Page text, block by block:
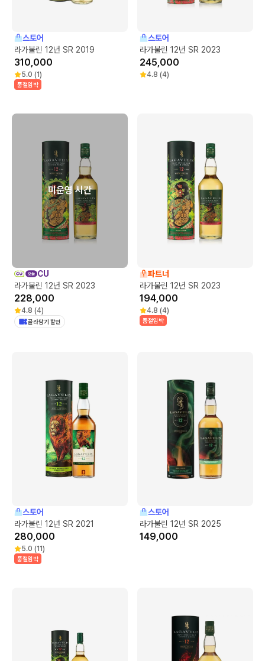
스토어
라가불린 12년 SR 2019
310,000
5.0 (1)
품절임박
스토어
라가불린 12년 SR 2023
245,000
4.8 (4)
미운영 시간
CU
라가불린 12년 SR 2023
228,000
4.8 (4)
골라담기 할인
파트너
라가불린 12년 SR 2023
194,000
4.8 (4)
품절임박
스토어
라가불린 12년 SR 2021
280,000
5.0 (11)
품절임박
스토어
라가불린 12년 SR 2025
149,000